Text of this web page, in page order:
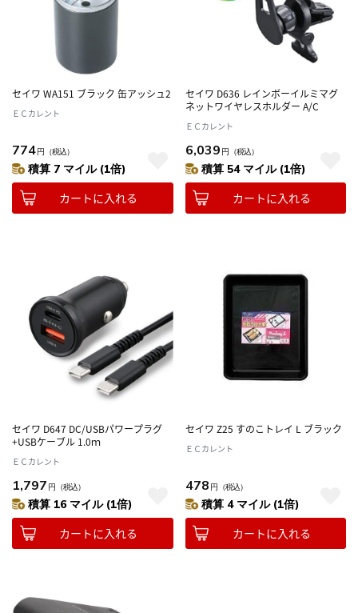
セイワ WA151 ブラック 缶アッシュ2
ＥＣカレント
774円 （税込）
積算 7 マイル (1倍)
カートに入れる
セイワ D636 レインボーイルミマグ
ネットワイヤレスホルダー A/C
ＥＣカレント
6,039 円 （税込）
積算 54 マイル (1倍)
カートに入れる
セイワ D647 DC/USBパワープラグ
+USBケーブル 1.0ｍ
ＥＣカレント
1,797 円 （税込）
積算 16 マイル (1倍)
カートに入れる
セイワ Z25 すのこトレイ L ブラック
ＥＣカレント
478 円 （税込）
積算 4 マイル (1倍)
カートに入れる